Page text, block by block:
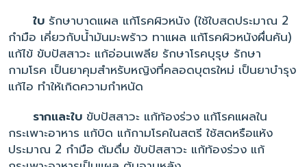
ใบ รักษาบาดแผล แก้โรคผิวหนัง (ใช้ใบสดประมาณ 2
กำมือ เคี่ยวกับน้ำมันมะพร้าว ทาแผล แก้โรคผิวหนังผื่นคัน)
แก้ไข้ ขับปัสสาวะ แก้อ่อนเพลีย รักษาโรคบุรุษ รักษา
กามโรค เป็นยาคุมสำหรับหญิงที่คลอดบุตรใหม่ เป็นยาบำรุง
แก้ไอ ทำให้เกิดความกำหนัด
รากและใบ ขับปัสสาวะ แก้ท้องร่วง แก้โรคแผลใน
กระเพาะอาหาร แก้บิด แก้กามโรคในสตรี ใช้สดหรือแห้ง
ประมาณ 2 กำมือ ต้มดื่ม ขับปัสสาวะ แก้ท้องร่วง แก้